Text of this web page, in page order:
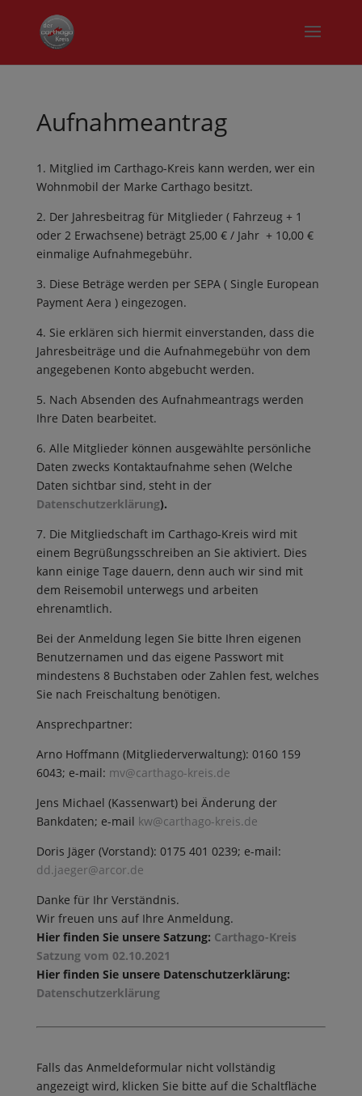
Aufnahmeantrag
1. Mitglied im Carthago-Kreis kann werden, wer ein
Wohnmobil der Marke Carthago besitzt.
2. Der Jahresbeitrag für Mitglieder ( Fahrzeug + 1
oder 2 Erwachsene) beträgt 25,00 € / Jahr + 10,00 €
einmalige Aufnahmegebühr.
3. Diese Beträge werden per SEPA ( Single European
Payment Aera ) eingezogen.
4. Sie erklären sich hiermit einverstanden, dass die
Jahresbeiträge und die Aufnahmegebühr von dem
angegebenen Konto abgebucht werden.
5. Nach Absenden des Aufnahmeantrags werden
Ihre Daten bearbeitet.
6. Alle Mitglieder können ausgewählte persönliche
Daten zwecks Kontaktaufnahme sehen (Welche
Daten sichtbar sind, steht in der
Datenschutzerklärung).
7. Die Mitgliedschaft im Carthago-Kreis wird mit
einem Begrüßungsschreiben an Sie aktiviert. Dies
kann einige Tage dauern, denn auch wir sind mit
dem Reisemobil unterwegs und arbeiten
ehrenamtlich.
Bei der Anmeldung legen Sie bitte Ihren eigenen
Benutzernamen und das eigene Passwort mit
mindestens 8 Buchstaben oder Zahlen fest, welches
Sie nach Freischaltung benötigen.
Ansprechpartner:
Arno Hoffmann (Mitgliederverwaltung): 0160 159
6043; e-mail: mv@carthago-kreis.de
Jens Michael (Kassenwart) bei Änderung der
Bankdaten; e-mail kw@carthago-kreis.de
Doris Jäger (Vorstand): 0175 401 0239; e-mail:
dd.jaeger@arcor.de
Danke für Ihr Verständnis.
Wir freuen uns auf Ihre Anmeldung.
Hier finden Sie unsere Satzung: Carthago-Kreis
Satzung vom 02.10.2021
Hier finden Sie unsere Datenschutzerklärung:
Datenschutzerklärung
Falls das Anmeldeformular nicht vollständig
angezeigt wird, klicken Sie bitte auf die Schaltfläche